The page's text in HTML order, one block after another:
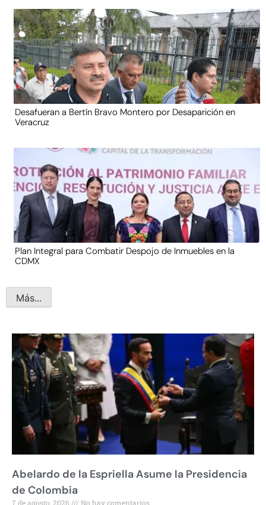
Desafueran a Bertín Bravo Montero por Desaparición en
Veracruz
Plan Integral para Combatir Despojo de Inmuebles en la
CDMX
Más...
Abelardo de la Espriella Asume la Presidencia
de Colombia
7 de agosto, 2026 No hay comentarios